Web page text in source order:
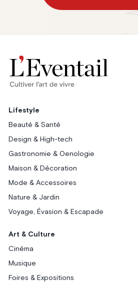
Lifestyle
Beauté & Santé
Design & High-tech
Gastronomie & Oenologie
Maison & Décoration
Mode & Accessoires
Nature & Jardin
Voyage, Évasion & Escapade
Art & Culture
Cinéma
Musique
Foires & Expositions